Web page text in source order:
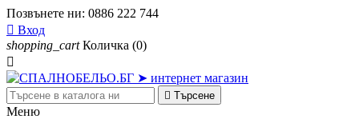
Позвънете ни: 0886 222 744
 Вход
shopping_cart Количка (0)

 Търсене
Меню